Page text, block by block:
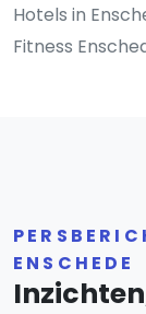
Hotels in
Fitness
ENSCHEDE